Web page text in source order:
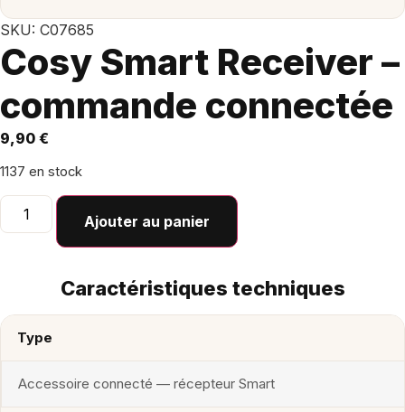
SKU: C07685
Cosy Smart Receiver –
commande connectée
9,90 €
1137 en stock
quantité
Cosy
commande
Ajouter au panier
Caractéristiques techniques
Type
Accessoire connecté — récepteur Smart